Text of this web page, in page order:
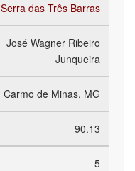
Serra das Três Barras
José Wagner Ribeiro
Junqueira
Carmo de Minas, MG
90.13
5